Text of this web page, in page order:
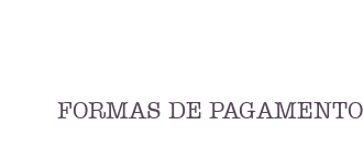
FORMAS DE PAGAMENTO